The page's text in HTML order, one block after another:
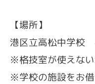
【場所】
港区立高松中学校
※格技室が使えな
※学校の施設をお